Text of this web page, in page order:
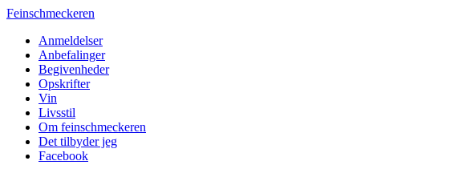
Feinschmeckeren
Anmeldelser
Anbefalinger
Begivenheder
Opskrifter
Vin
Livsstil
Om feinschmeckeren
Det tilbyder jeg
Facebook